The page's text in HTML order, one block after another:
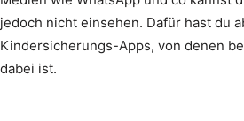
jedoch nicht einsehen. Dafür hast du
Kindersicherungs-Apps, von denen
dabei ist.